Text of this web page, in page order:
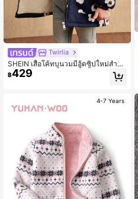
Twirlia
SHEIN เสื้อโค้ทบุนวมมีฮู้ดซิปใหม่สำหรั
บฤดูหนาวของเด็กผู้หญิง, เสื้อโค้ทบุนว
มน่ารักหวานแหววพิมพ์ลายดอกไม้หนา
าวสำหรับเด็กผู้หญิง เสื้อแจ็คเก็ตลายดอ
กไม้สำหรับเด็กผู้หญิง เสื้อแจ็คเก็ตบุซับใ
นให้ความอบอุ่นสำหรับเด็กผู้หญิง ฤดูใบ
฿429
4-7 Years